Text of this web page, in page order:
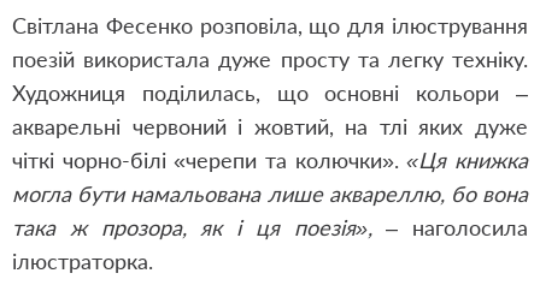
Світлана Фесенко розповіла, що для ілюстрування
поезій використала дуже просту та легку техніку.
Художниця поділилась, що основні кольори –
акварельні червоний і жовтий, на тлі яких дуже
чіткі чорно-білі «черепи та колючки».«Ця книжка
могла бути намальована лише аквареллю, бо вона
така ж прозора, як і ця поезія»,– наголосила
ілюстраторка.